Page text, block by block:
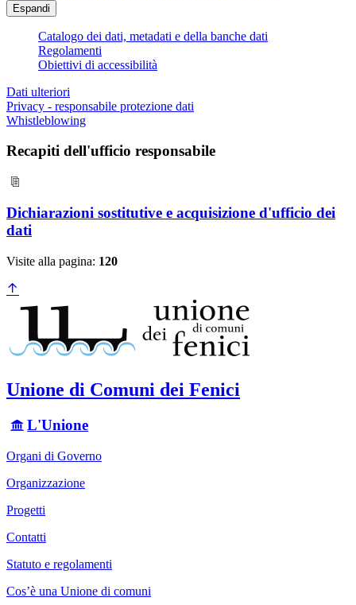
Espandi
Catalogo dei dati, metadati e della banche dati
Regolamenti
Obiettivi di accessibilità
Dati ulteriori
Privacy - responsabile protezione dati
Whistleblowing
Recapiti dell'ufficio responsabile
Dichiarazioni sostitutive e acquisizione d'ufficio dei
dati
Visite alla pagina: 120
Unione di Comuni dei Fenici
L'Unione
Organi di Governo
Organizzazione
Progetti
Contatti
Statuto e regolamenti
Cos’è una Unione di comuni